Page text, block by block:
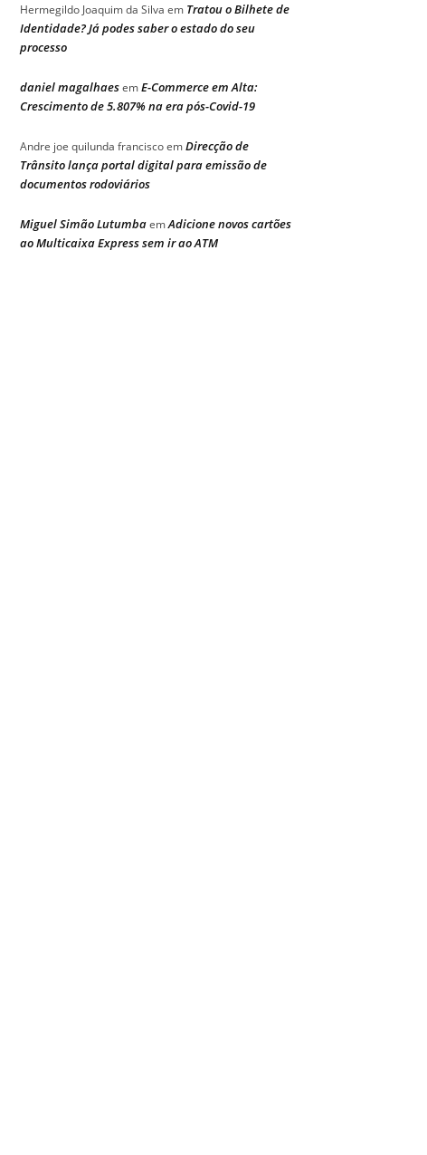
Hermegildo Joaquim da Silva em Tratou o Bilhete de
Identidade? Já podes saber o estado do seu
processo
daniel magalhaesemE-Commerce em Alta:
Crescimento de 5.807% na era pós-Covid-19
Andre joe quilunda franciscoemDirecção de
Trânsito lança portal digital para emissão de
documentos rodoviários
Miguel Simão LutumbaemAdicione novos cartões
ao Multicaixa Express sem ir ao ATM